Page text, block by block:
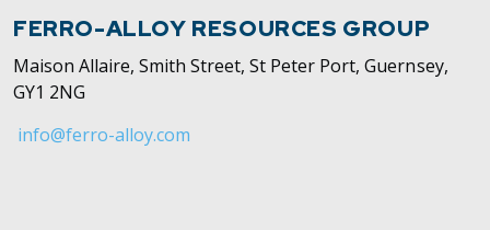
FERRO-ALLOY RESOURCES GROUP
Maison Allaire, Smith Street, St Peter Port, Guernsey,
GY1 2NG
info@ferro-alloy.com